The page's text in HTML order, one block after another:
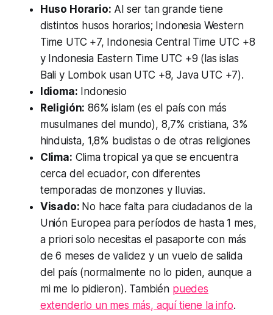
Huso Horario: Al ser tan grande tiene
distintos husos horarios; Indonesia Western
Time UTC +7, Indonesia Central Time UTC +8
y Indonesia Eastern Time UTC +9 (las islas
Bali y Lombok usan UTC +8, Java UTC +7).
Idioma: Indonesio
Religión: 86% islam (es el país con más
musulmanes del mundo), 8,7% cristiana, 3%
hinduista, 1,8% budistas o de otras religiones
Clima: Clima tropical ya que se encuentra
cerca del ecuador, con diferentes
temporadas de monzones y lluvias.
Visado: No hace falta para ciudadanos de la
Unión Europea para períodos de hasta 1 mes,
a priori solo necesitas el pasaporte con más
de 6 meses de validez y un vuelo de salida
del país (normalmente no lo piden, aunque a
mi me lo pidieron). También puedes
extenderlo un mes más, aquí tiene la info.